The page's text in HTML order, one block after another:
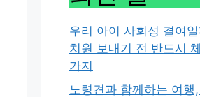
우리 아이 사회성 결여
치원 보내기 전 반드시
가지
노령견과 함께하는 여행